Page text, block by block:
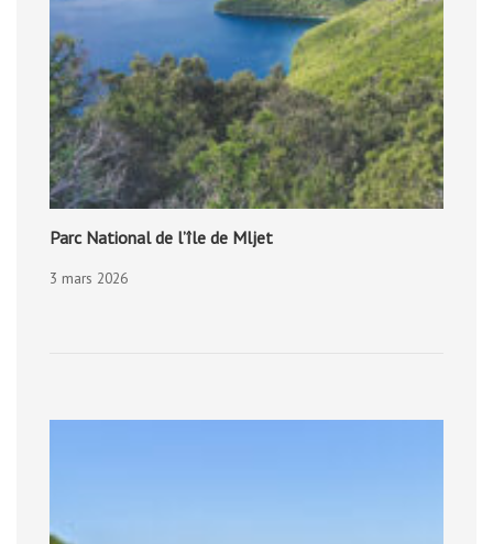
Parc National de l’île de Mljet
3 mars 2026